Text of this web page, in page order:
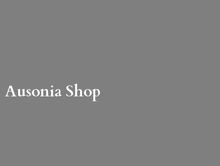
Ausonia Shop